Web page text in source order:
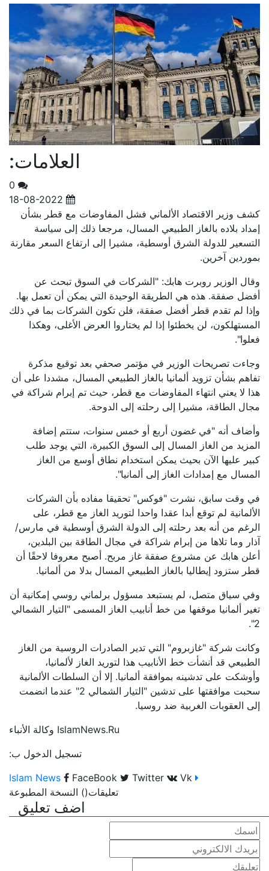
العلامات:
0
18-08-2022
كشف وزير الاقتصاد الألماني فشل المفاوضات مع قطر بشأن
إمداد بلاده بالغاز الطبيعي المسال، مرجعا ذلك إلى سياسة
التسعير للدولة الشرق أوسطية، مشيرا إلى ارتفاع السعر مقارنة
بموردين آخرين.
وقال الوزير روبرت هابك: "الشركات في السوق تبحث عن
أفضل صفقة. هذه هي الطريقة الوحيدة التي يمكن أن تعمل بها.
وإذا لم تقدم قطر أفضل صفقة، فلن تكون الشركات بما في ذلك
المستهلكون، لن يخطئوا إذا لم يختاروا العرض الأغلى، وهكذا
فعلوا".
وجاءت تصريحات الوزير في مؤتمر صحفي بعد توقيع مذكرة
تفاهم بشأن تزويد ألمانيا بالغاز الطبيعي المسال، مشددا على أن
هذا لا يعني انتهاء المفاوضات مع قطر، حيث تم إبرام شراكة في
مجال الطاقة، مشيرا إلى رحلته إلى الدوحة.
وأضاف أنه "في غضون أربع أو خمس سنوات، ستتم إضافة
المزيد من الغاز المسال إلى السوق الكبيرة، التي يوجد طلب
كبير عليها الآن بحيث يمكن استخدام نطاق أوسع من الغاز
المسال مع إمدادات الغاز إلى ألمانيا".
في وقت سابق، نشرت "فوكس" تحقيقا مفاده بأن الشركات
الألمانية لم توقع أبدا عقدا واحدا لتوريد الغاز مع قطر، على
الرغم من أنه بعد رحلته إلى الدولة الشرق أوسطية في مارس/
آذار وما تلاها من إبرام شراكة في مجال الطاقة بين البلدين،
أعلن هابك عن مشروع صفقة غاز مربح. أصبح معروفا لاحقًا أن
قطر ستزود إيطاليا بالغاز الطبيعي المسال بدلا من ألمانيا.
وفي سياق متصل، لم يستبعد مسؤول برلماني روسي إمكانية أن
تغير ألمانيا موقفها من خط أنابيب الغاز المسمى "التيار الشمالي
2".
وكانت شركة "غازبروم" التي تدير الصادرات الروسية من الغاز
الطبيعي قد أنشأت خط الأنابيب هذا لتوريد الغاز لألمانيا،
وأوشكت على تدشينه بموافقة ألمانيا. إلا أن السلطات الألمانية
سحبت موافقتها على تدشين "التيار الشمالي 2" عندما انضمت
إلى العقوبات الغربية ضد روسيا.
IslamNews.Ru وكالة الأنباء
تسجيل الدخول ب:
FaceBook Twitter
Vk
تعليقات(
) النسخة المطبوعة
اضف تعليق